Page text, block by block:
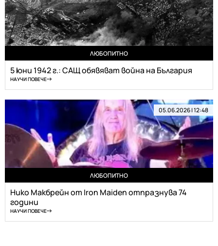
ЛЮБОПИТНО
5 юни 1942 г.: САЩ обявяват война на България
НАУЧИ ПОВЕЧЕ
05.06.2026 | 12:48
ЛЮБОПИТНО
Нико Макбрейн от Iron Maiden отпразнува 74
години
НАУЧИ ПОВЕЧЕ